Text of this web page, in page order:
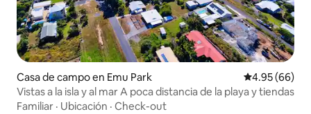
Casa de campo en Emu Park Calificación
4.95 (66)
Vistas a la isla y al mar A poca distancia de la playa y tiendas
Familiar · Ubicación · Check-out